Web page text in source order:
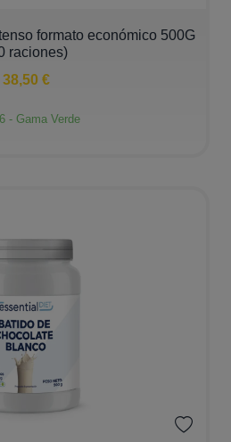
formato económico 500G
raciones)
38,50 €
- Gama Verde